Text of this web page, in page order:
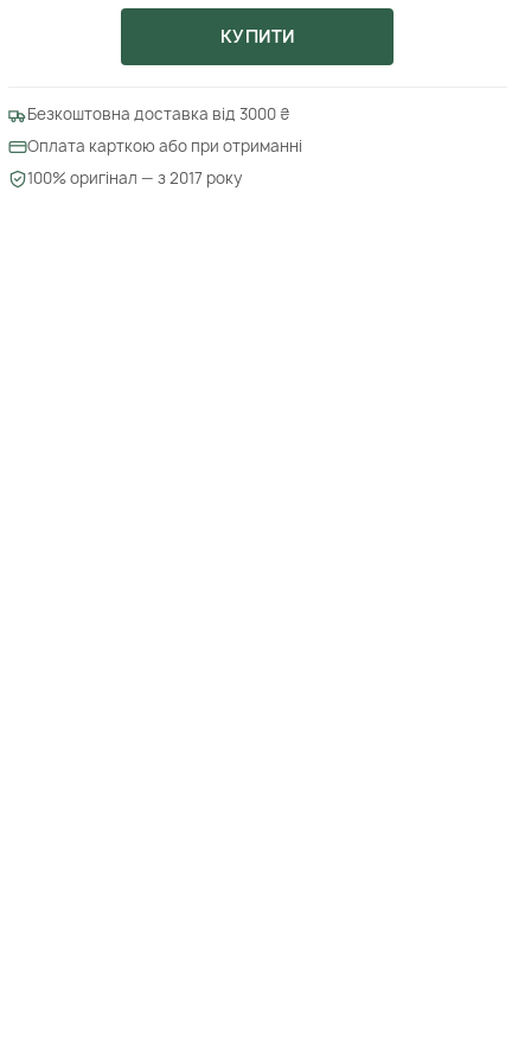
КУПИТИ
Безкоштовна доставка від 3000 ₴
Оплата карткою або при отриманні
100% оригінал — з 2017 року